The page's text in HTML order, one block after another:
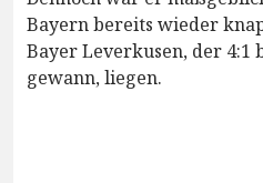
Bayern bereits wieder
Bayer Leverkusen, der 4:1
gewann, liegen.